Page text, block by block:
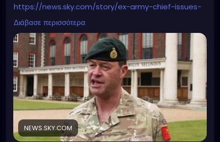
https://news.sky.com/story/ex-army-chief-issues-
ww3-warning-and-brands-new-axis-powers-more-
dangerous-than-the-nazis-13175523
Διάβασε περισσότερα
NEWS.SKY.COM